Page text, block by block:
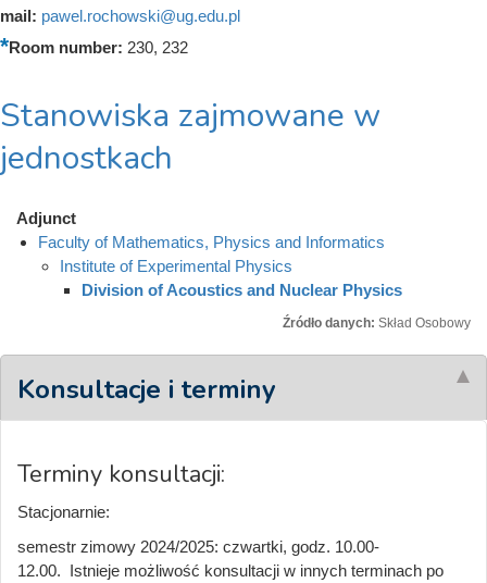
mail: pawel.rochowski@ug.edu.pl
Room number: 230, 232
Stanowiska zajmowane w
jednostkach
Adjunct
Faculty of Mathematics, Physics and Informatics
Institute of Experimental Physics
Division of Acoustics and Nuclear Physics
Źródło danych: Skład Osobowy
Konsultacje i terminy
Terminy konsultacji:
Stacjonarnie:
semestr zimowy 2024/2025: czwartki, godz. 10.00-
12.00. Istnieje możliwość konsultacji w innych terminach po